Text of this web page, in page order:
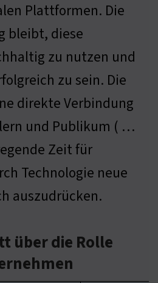
Plattformen. Die
bleibt, diese
zu nutzen und
zu sein. Die
direkte Verbindung
und Publikum ( …
Zeit für
Technologie neue
auszudrücken.
über die Rolle